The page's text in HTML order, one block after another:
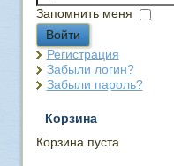
Запомнить меня
Войти
Регистрация
Забыли логин?
Забыли пароль?
Корзина
Корзина пуста